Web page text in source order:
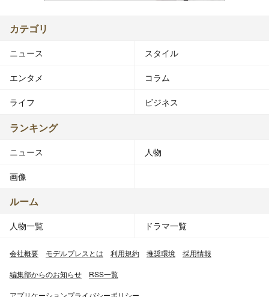
カテゴリ
ニュース スタイル
エンタメ コラム
ライフ ビジネス
ランキング
ニュース 人物
画像
ルーム
人物一覧 ドラマ一覧
会社概要 モデルプレスとは 利用規約 推奨環境 採用情報
編集部からのお知らせ RSS一覧